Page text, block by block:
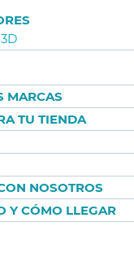
MARCAS
TU TIENDA
NOSOTROS
Y CÓMO LLEGAR